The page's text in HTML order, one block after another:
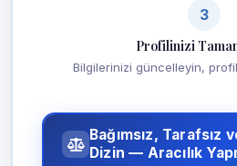
3
Profilinizi
Bilgilerinizi güncelleyin,
Bağımsız, Tarafsız
Dizin — Aracılık